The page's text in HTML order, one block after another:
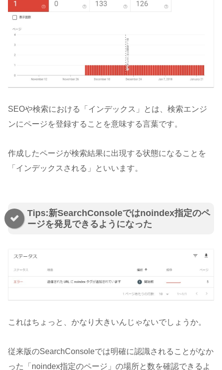
SEOや検索における「インデックス」とは、検索エンジ
ンにページを登録することを意味する言葉です。
作成したページが検索結果に出現する状態になることを
「インデックスされる」といいます。
Tips:新SearchConsoleではnoindex指定のペ
ージを発見できるようになった
これはちょっと、かなり大きいんじゃないでしょうか。
従来版のSearchConsoleでは明確に認識されることがなか
った「noindex指定のページ」の場所と数を確認できるよ